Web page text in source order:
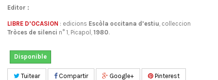
Editor :
LIBRE D’OCASION : edicions Escòla occitana d’estiu, colleccion
Tròces de silenci n° 1, Picapol, 1980.
Disponible
Tuitear Compartir Google+ Pinterest